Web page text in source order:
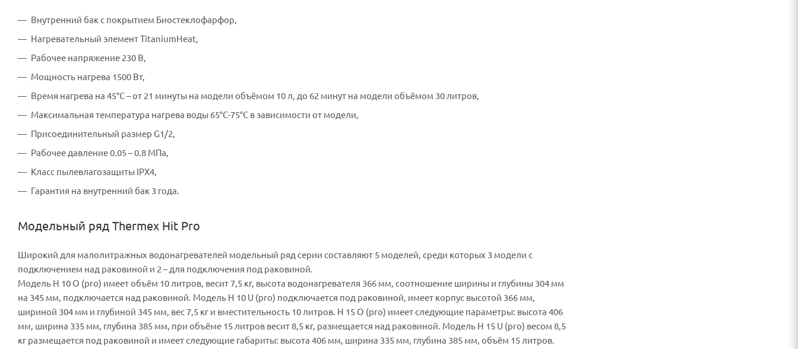
Внутренний бак с покрытием Биостеклофарфор,
Нагревательный элемент TitaniumHeat,
Рабочее напряжение 230 В,
Мощность нагрева 1500 Вт,
Время нагрева на 45°С – от 21 минуты на модели объёмом 10 л, до 62 минут на модели объёмом 30 литров,
Максимальная температура нагрева воды 65°С-75°С в зависимости от модели,
Присоединительный размер G1/2,
Рабочее давление 0.05 – 0.8 МПа,
Класс пылевлагозащиты IPX4,
Гарантия на внутренний бак 3 года.
Модельный ряд Thermex Hit Pro
Широкий для малолитражных водонагревателей модельный ряд серии составляют 5 моделей, среди которых 3 модели с
подключением над раковиной и 2 – для подключения под раковиной.
Модель H 10 O (pro) имеет объём 10 литров, весит 7,5 кг, высота водонагревателя 366 мм, соотношение ширины и глубины 304 мм
на 345 мм, подключается над раковиной. Модель H 10 U (pro) подключается под раковиной, имеет корпус высотой 366 мм,
шириной 304 мм и глубиной 345 мм, вес 7,5 кг и вместительность 10 литров. H 15 O (pro) имеет следующие параметры: высота 406
мм, ширина 335 мм, глубина 385 мм, при объёме 15 литров весит 8,5 кг, размещается над раковиной. Модель H 15 U (pro) весом 8,5
кг размещается под раковиной и имеет следующие габариты: высота 406 мм, ширина 335 мм, глубина 385 мм, объём 15 литров.